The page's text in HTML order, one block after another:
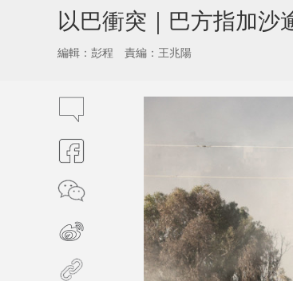
以巴衝突｜巴方指加
編輯：彭程 責編：王兆陽